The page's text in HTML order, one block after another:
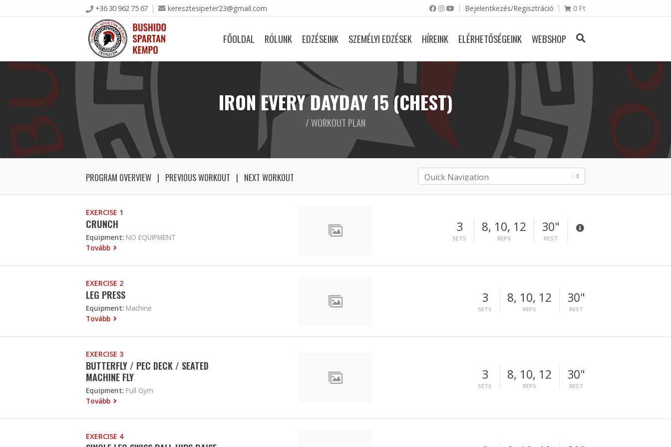
+36 30 962 75 67 keresztesipeter23@gmail.com Bejelentkezés/Regisztráció 0 Ft
FŐOLDAL RÓLUNK EDZÉSEINK SZEMÉLYI EDZÉSEK HÍREINK ELÉRHETŐSÉGEINK WEBSHOP
IRON EVERY DAYDAY 15 (CHEST)
/ WORKOUT PLAN
PROGRAM OVERVIEW PREVIOUS WORKOUT NEXT WORKOUT
EXERCISE 1
CRUNCH
Equipment: NO EQUIPMENT
Tovább
3
SETS
8, 10, 12
REPS
30"
REST
EXERCISE 2
LEG PRESS
Equipment: Machine
Tovább
3
SETS
8, 10, 12
REPS
30"
REST
EXERCISE 3
BUTTERFLY / PEC DECK / SEATED
MACHINE FLY
Equipment: Full Gym
Tovább
3
SETS
8, 10, 12
REPS
30"
REST
EXERCISE 4